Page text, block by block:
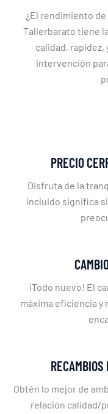
¿El rendimiento de
Tallerbarato tiene
calidad,
intervención
PRECIO
Disfruta de la
incluido significa
¡Todo nuevo! El
máxima eficiencia
Obtén lo mejor de
relación calidad/